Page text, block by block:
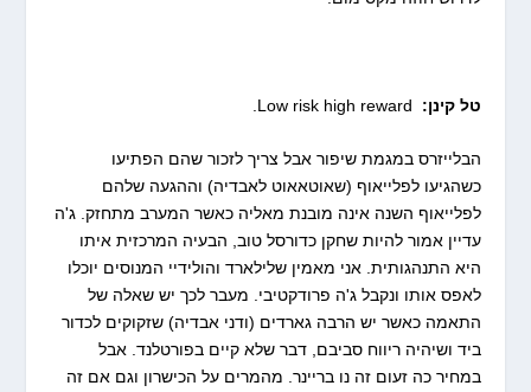
טל קינן: Low risk high reward.
הבלייזרס במגמת שיפור אבל צריך לזכור שהם הפתיעו
כשהגיעו לפלייאוף (שאוטאאוט לאבדיה) וההגעה שלהם
לפלייאוף השנה אינה מובנת מאליה כאשר המערב מתחזק. ג'ה
עדיין אמור להיות שחקן כדורסל טוב, הבעיה המרכזית איתו
היא התנהגותית. אני מאמין שלילארד והולידיי המנוסים יוכלו
לאפס אותו ונקבל ג'ה פרודקטיבי. מעבר לכך יש שאלה של
התאמה כאשר יש הרבה גארדים (ודני אבדיה) שזקוקים לכדור
ביד ושיהיה ריווח סביבם, דבר שלא קיים בפורטלנד. אבל
במחיר כה זעום זה נו בריינר. מהמרים על הכישרון וגם אם זה